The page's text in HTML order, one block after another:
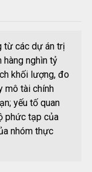
từ các dự án trị
hàng nghìn tỷ
khối lượng, đo
mô tài chính
yếu tố quan
phức tạp của
nhóm thực